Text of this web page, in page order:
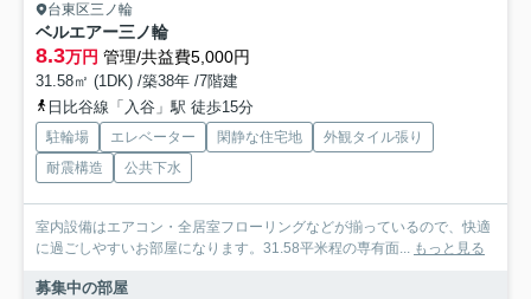
台東区三ノ輪
ベルエアー三ノ輪
8.3万円 管理/共益費5,000円
31.58㎡ (1DK) /築38年 /7階建
日比谷線「入谷」駅 徒歩15分
駐輪場 エレベーター 閑静な住宅地
外観タイル張り
耐震構造
公共下水
室内設備はエアコン・全居室フローリングなどが揃っているので、快適
に過ごしやすいお部屋になります。31.58平米程の専有面... もっと見る
募集中の部屋